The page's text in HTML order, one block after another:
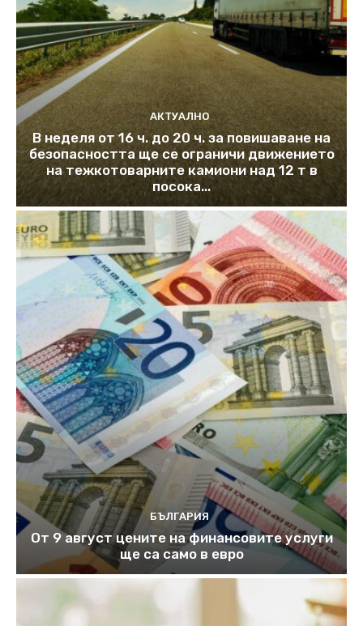
АКТУАЛНО
В неделя от 16 ч. до 20 ч. за повишаване на
безопасността ще се ограничи движението
на тежкотоварните камиони над 12 т в
посока...
БЪЛГАРИЯ
От 9 август цените на финансовите услуги
ще са само в евро